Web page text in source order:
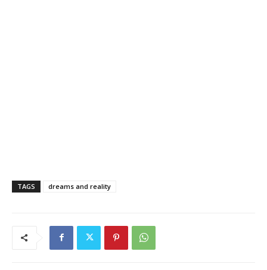
TAGS dreams and reality